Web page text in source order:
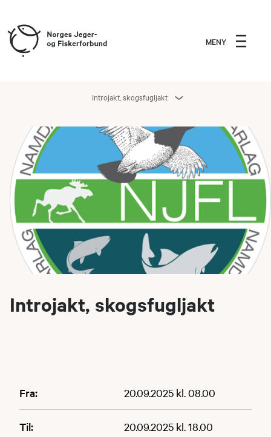
MENY
Introjakt, skogsfugljakt
Introjakt, skogsfugljakt
Fra: 20.09.2025 kl. 08.00
Til: 20.09.2025 kl. 18.00